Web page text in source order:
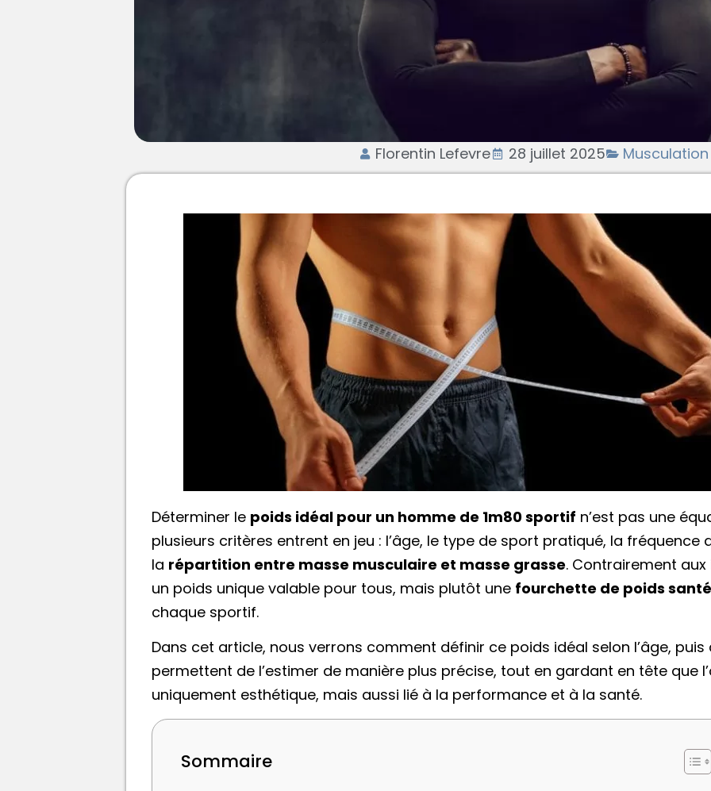
Florentin Lefevre 28 juillet 2025 Musculation
Déterminer le poids idéal pour un homme de 1m80 sportif n’est pas une
plusieurs critères entrent en jeu : l’âge, le type de sport pratiqué, la
la répartition entre masse musculaire et masse grasse. Contrairement aux
un poids unique valable pour tous, mais plutôt une fourchette de poids santé
chaque sportif.
Dans cet article, nous verrons comment définir ce poids idéal selon l’âge,
permettent de l’estimer de manière plus précise, tout en gardant en tête que
uniquement esthétique, mais aussi lié à la performance et à la santé.
Sommaire